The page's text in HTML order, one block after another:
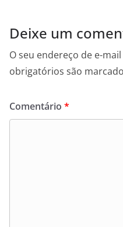
Deixe um
O seu endereço de e-
obrigatórios são
Comentário *